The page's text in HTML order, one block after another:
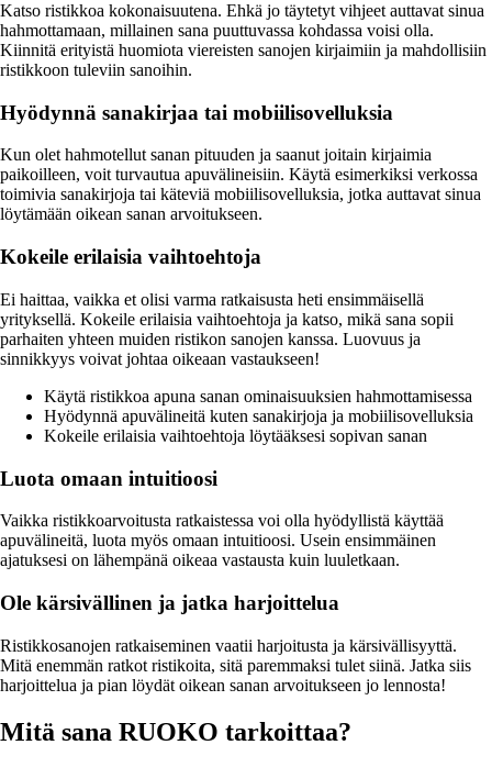
Katso ristikkoa kokonaisuutena. Ehkä jo täytetyt vihjeet auttavat sinua
hahmottamaan, millainen sana puuttuvassa kohdassa voisi olla.
Kiinnitä erityistä huomiota viereisten sanojen kirjaimiin ja mahdollisiin
ristikkoon tuleviin sanoihin.
Hyödynnä sanakirjaa tai mobiilisovelluksia
Kun olet hahmotellut sanan pituuden ja saanut joitain kirjaimia
paikoilleen, voit turvautua apuvälineisiin. Käytä esimerkiksi verkossa
toimivia sanakirjoja tai käteviä mobiilisovelluksia, jotka auttavat sinua
löytämään oikean sanan arvoitukseen.
Kokeile erilaisia vaihtoehtoja
Ei haittaa, vaikka et olisi varma ratkaisusta heti ensimmäisellä
yrityksellä. Kokeile erilaisia vaihtoehtoja ja katso, mikä sana sopii
parhaiten yhteen muiden ristikon sanojen kanssa. Luovuus ja
sinnikkyys voivat johtaa oikeaan vastaukseen!
Käytä ristikkoa apuna sanan ominaisuuksien hahmottamisessa
Hyödynnä apuvälineitä kuten sanakirjoja ja mobiilisovelluksia
Kokeile erilaisia vaihtoehtoja löytääksesi sopivan sanan
Luota omaan intuitioosi
Vaikka ristikkoarvoitusta ratkaistessa voi olla hyödyllistä käyttää
apuvälineitä, luota myös omaan intuitioosi. Usein ensimmäinen
ajatuksesi on lähempänä oikeaa vastausta kuin luuletkaan.
Ole kärsivällinen ja jatka harjoittelua
Ristikkosanojen ratkaiseminen vaatii harjoitusta ja kärsivällisyyttä.
Mitä enemmän ratkot ristikoita, sitä paremmaksi tulet siinä. Jatka siis
harjoittelua ja pian löydät oikean sanan arvoitukseen jo lennosta!
Mitä sana RUOKO tarkoittaa?